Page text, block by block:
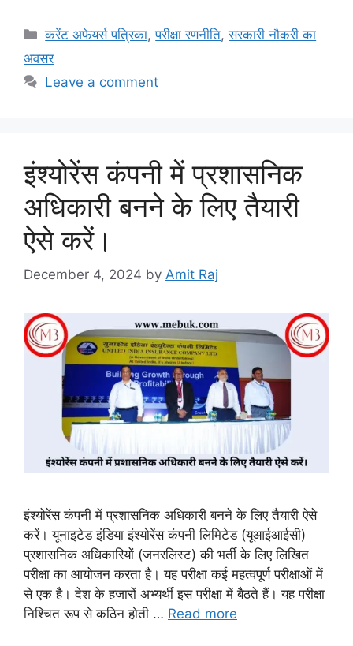
Categories
करेंट अफेयर्स पत्रिका,परीक्षा रणनीति,सरकारी नौकरी का
अवसर
Leave a comment
इंश्योरेंस कंपनी में प्रशासनिक
अधिकारी बनने के लिए तैयारी
ऐसे करें।
December 4, 2024 by Amit Raj
इंश्योरेंस कंपनी में प्रशासनिक अधिकारी बनने के लिए तैयारी ऐसे
करें। यूनाइटेड इंडिया इंश्योरेंस कंपनी लिमिटेड (यूआईआईसी)
प्रशासनिक अधिकारियों (जनरलिस्ट) की भर्ती के लिए लिखित
परीक्षा का आयोजन करता है। यह परीक्षा कई महत्वपूर्ण परीक्षाओं में
से एक है। देश के हजारों अभ्यर्थी इस परीक्षा में बैठते हैं। यह परीक्षा
निश्चित रूप से कठिन होती … Read more